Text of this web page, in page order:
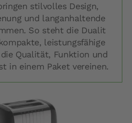
stilvolles Design,
und langanhaltende
So steht die Dualit
leistungsfähige
Qualität, Funktion und
in einem Paket vereinen.